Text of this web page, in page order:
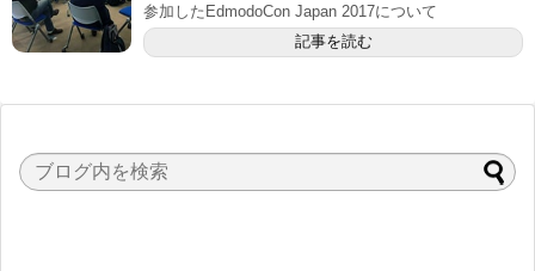
参加したEdmodoCon Japan 2017について
記事を読む